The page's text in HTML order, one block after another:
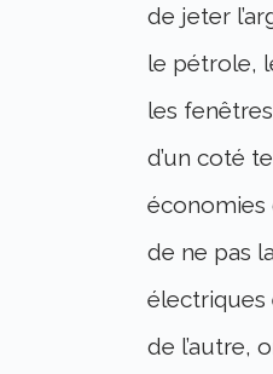
de jeter
le pétrole,
les
d’un coté
économies
de ne pas
électriques
de l’autre,